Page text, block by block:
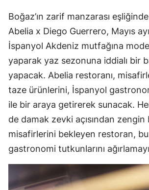
Boğaz’ın zarif manzarası
Abelia x Diego Guerrero, Mayıs
İspanyol Akdeniz mutfağına
yaparak yaz sezonuna iddialı bir
yapacak. Abelia restoranı,
taze ürünlerini, İspanyol
ile bir araya getirerek sunacak.
de damak zevki açısından
misafirlerini bekleyen restoran,
gastronomi tutkunlarını